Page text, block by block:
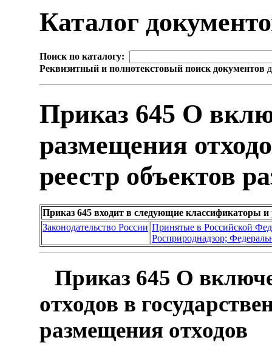
Каталог
Поиск по каталогу:
Реквизитный и полнотекстовый поиск документов
Приказ 645 О
размещения
реестр объектов
Приказ 645 входит в следующие классификаторы и
Законодательство России Принятые в Российской
Росприроднадзор;
Приказ 645 О
отходов в
размещения отходов